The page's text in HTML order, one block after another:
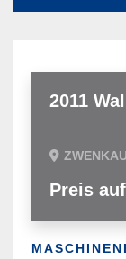
2011
Preis